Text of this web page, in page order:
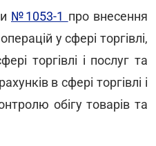
№1053-1 про внесення
у сфері торгівлі,
торгівлі і послуг та
в сфері торгівлі і
обігу товарів та